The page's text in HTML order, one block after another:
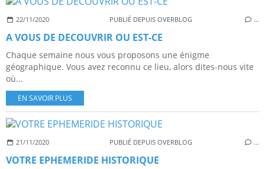
22/11/2020 PUBLIÉ DEPUIS OVERBLOG …
A VOUS DE DECOUVRIR OU EST-CE
Chaque semaine nous vous proposons une énigme
géographique. Vous avez reconnu ce lieu, alors dites-nous vite
où...
EN SAVOIR PLUS
21/11/2020 PUBLIÉ DEPUIS OVERBLOG …
VOTRE EPHEMERIDE HISTORIQUE